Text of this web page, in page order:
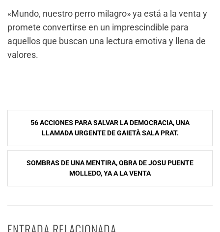
«Mundo, nuestro perro milagro» ya está a la venta y
promete convertirse en un imprescindible para
aquellos que buscan una lectura emotiva y llena de
valores.
Navegación
entradas
56 ACCIONES PARA SALVAR LA DEMOCRACIA, UNA
LLAMADA URGENTE DE GAIETÀ SALA PRAT.
SOMBRAS DE UNA MENTIRA, OBRA DE JOSU PUENTE
MOLLEDO, YA A LA VENTA